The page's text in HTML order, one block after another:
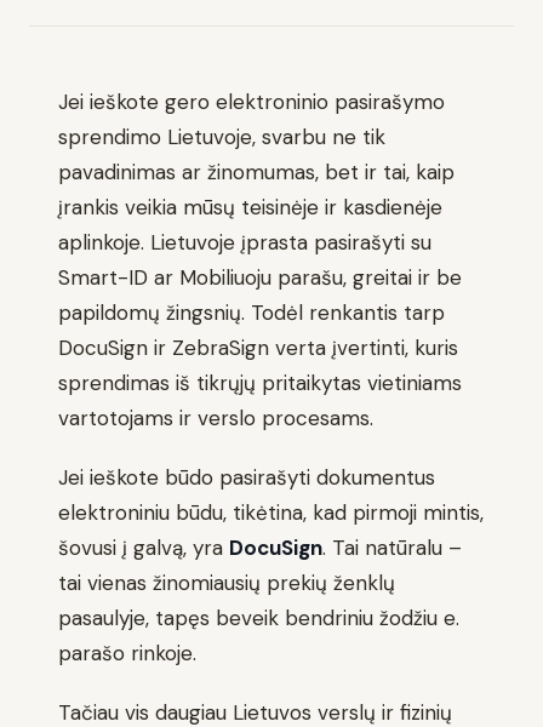
Jei ieškote gero elektroninio pasirašymo
sprendimo Lietuvoje, svarbu ne tik
pavadinimas ar žinomumas, bet ir tai, kaip
įrankis veikia mūsų teisinėje ir kasdienėje
aplinkoje. Lietuvoje įprasta pasirašyti su
Smart-ID ar Mobiliuoju parašu, greitai ir be
papildomų žingsnių. Todėl renkantis tarp
DocuSign ir ZebraSign verta įvertinti, kuris
sprendimas iš tikrųjų pritaikytas vietiniams
vartotojams ir verslo procesams.
Jei ieškote būdo pasirašyti dokumentus
elektroniniu būdu, tikėtina, kad pirmoji mintis,
šovusi į galvą, yra DocuSign. Tai natūralu –
tai vienas žinomiausių prekių ženklų
pasaulyje, tapęs beveik bendriniu žodžiu e.
parašo rinkoje.
Tačiau vis daugiau Lietuvos verslų ir fizinių